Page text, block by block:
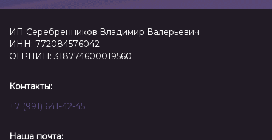
ИП Серебренников Владимир Валерьевич
ИНН: 772084576042
ОГРНИП: 318774600019560
Контакты:
+7 (991) 641-42-45
Наша почта: